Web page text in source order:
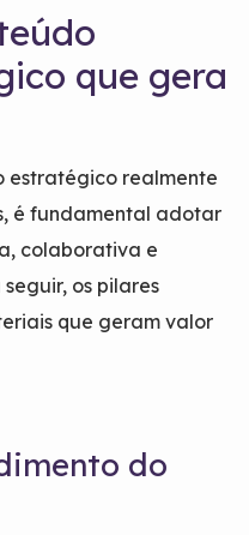
que gera
estratégico realmente
é fundamental adotar
colaborativa e
os pilares
que geram valor
do